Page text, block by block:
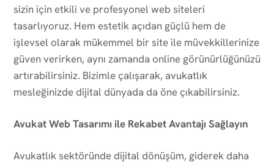
sizin için etkili ve profesyonel web siteleri
tasarlıyoruz. Hem estetik açıdan güçlü hem de
işlevsel olarak mükemmel bir site ile müvekkillerinize
güven verirken, aynı zamanda online görünürlüğünüzü
artırabilirsiniz. Bizimle çalışarak, avukatlık
mesleğinizde dijital dünyada da öne çıkabilirsiniz.
Avukat Web Tasarımı ile Rekabet Avantajı Sağlayın
Avukatlık sektöründe dijital dönüşüm, giderek daha